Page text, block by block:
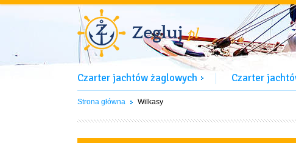
Czarter jachtów żaglowych Czarter
Strona główna Wilkasy